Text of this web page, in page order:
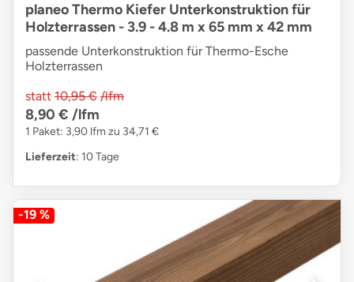
planeo Thermo Kiefer Unterkonstruktion für
Holzterrassen - 3.9 - 4.8 m x 65 mm x 42 mm
passende Unterkonstruktion für Thermo-Esche
Holzterrassen
statt 10,95 € /lfm
8,90 € /lfm
1 Paket: 3,90 lfm zu 34,71 €
Lieferzeit: 10 Tage
-19 %